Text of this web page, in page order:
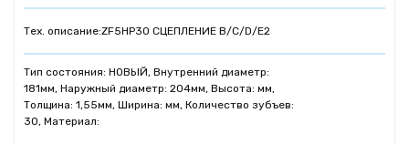
Тех. описание:ZF5HP30 СЦЕПЛЕНИЕ B/C/D/E2
Тип состояния: НОВЫЙ, Внутренний диаметр:
181мм, Наружный диаметр: 204мм, Высота: мм,
Толщина: 1,55мм, Ширина: мм, Количество зубъев:
30, Материал: